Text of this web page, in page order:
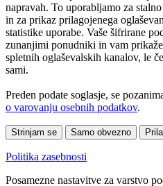
napravah. To uporabljamo za
in za prikaz prilagojenega
statistike uporabe. Vaše šifrirane
zunanjimi ponudniki in vam
spletnih oglaševalskih kanalov, le
sami.
Preden podate soglasje, se
o varovanju osebnih podatkov.
Strinjam se Samo obvezno
Politika zasebnosti
Posamezne nastavitve za varstvo